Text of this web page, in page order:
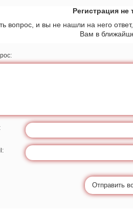
Регистрация не
вопрос, и вы не нашли на него
Вам в
Отправить